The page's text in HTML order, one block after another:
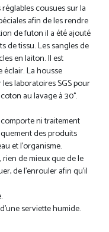
cousues sur la
afin de les rendre
de futon il a été ajouté
de tissu. Les sangles de
en laiton. Il est
La housse
laboratoires SGS pour
au lavage à 30°.
ni traitement
des produits
et l'organisme.
de mieux que de le
de l'enrouler afin qu'il
serviette humide.